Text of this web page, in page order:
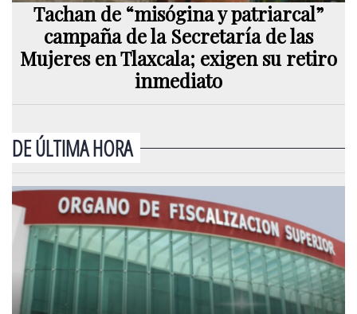
Tachan de “misógina y patriarcal”
campaña de la Secretaría de las
Mujeres en Tlaxcala; exigen su retiro
inmediato
DE ÚLTIMA HORA